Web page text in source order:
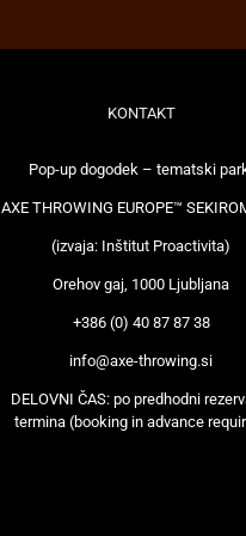
KONTAKT
Pop-up dogodek – tematski
AXE THROWING EUROPE™
(izvaja: Inštitut Proactivita)
Orehov gaj, 1000 Ljubljana
+386 (0) 40 87 87 38
info@axe-throwing.si
DELOVNI ČAS: po predhodni
termina (booking in advance